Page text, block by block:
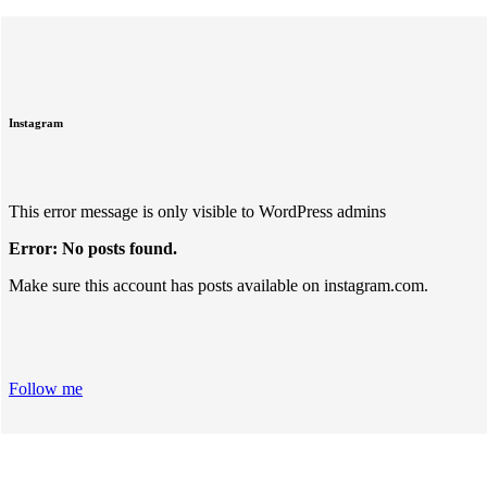
Instagram
This error message is only visible to WordPress admins
Error: No posts found.
Make sure this account has posts available on instagram.com.
Follow me